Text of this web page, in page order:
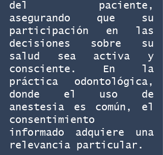
del paciente,
asegurando que su
participación en las
decisiones sobre su
salud sea activa y
consciente. En la
práctica odontológica,
donde el uso de
anestesia es común, el
consentimiento
informado adquiere una
relevancia particular.